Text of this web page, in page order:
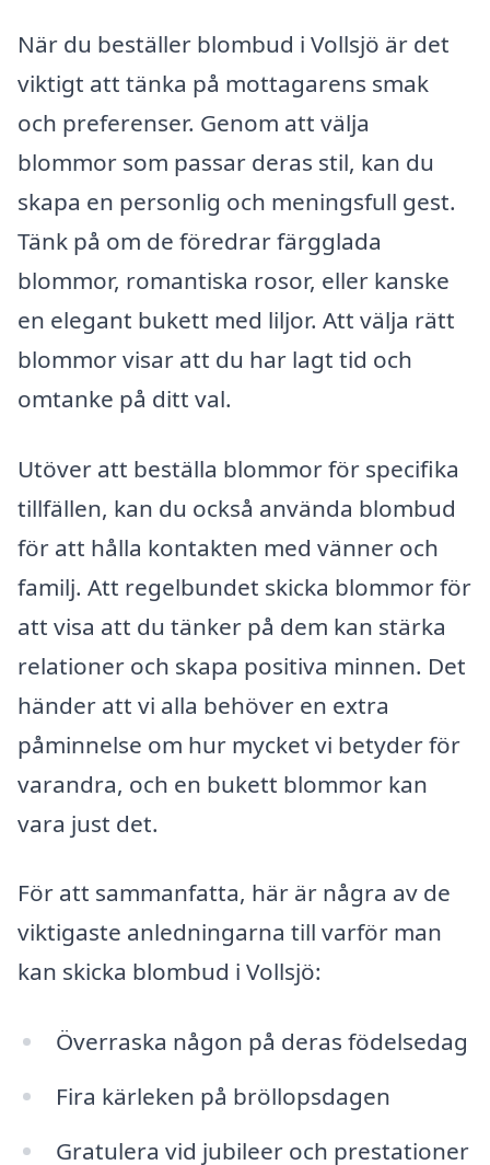
När du beställer blombud i Vollsjö är det
viktigt att tänka på mottagarens smak
och preferenser. Genom att välja
blommor som passar deras stil, kan du
skapa en personlig och meningsfull gest.
Tänk på om de föredrar färgglada
blommor, romantiska rosor, eller kanske
en elegant bukett med liljor. Att välja rätt
blommor visar att du har lagt tid och
omtanke på ditt val.
Utöver att beställa blommor för specifika
tillfällen, kan du också använda blombud
för att hålla kontakten med vänner och
familj. Att regelbundet skicka blommor för
att visa att du tänker på dem kan stärka
relationer och skapa positiva minnen. Det
händer att vi alla behöver en extra
påminnelse om hur mycket vi betyder för
varandra, och en bukett blommor kan
vara just det.
För att sammanfatta, här är några av de
viktigaste anledningarna till varför man
kan skicka blombud i Vollsjö:
Överraska någon på deras födelsedag
Fira kärleken på bröllopsdagen
Gratulera vid jubileer och prestationer